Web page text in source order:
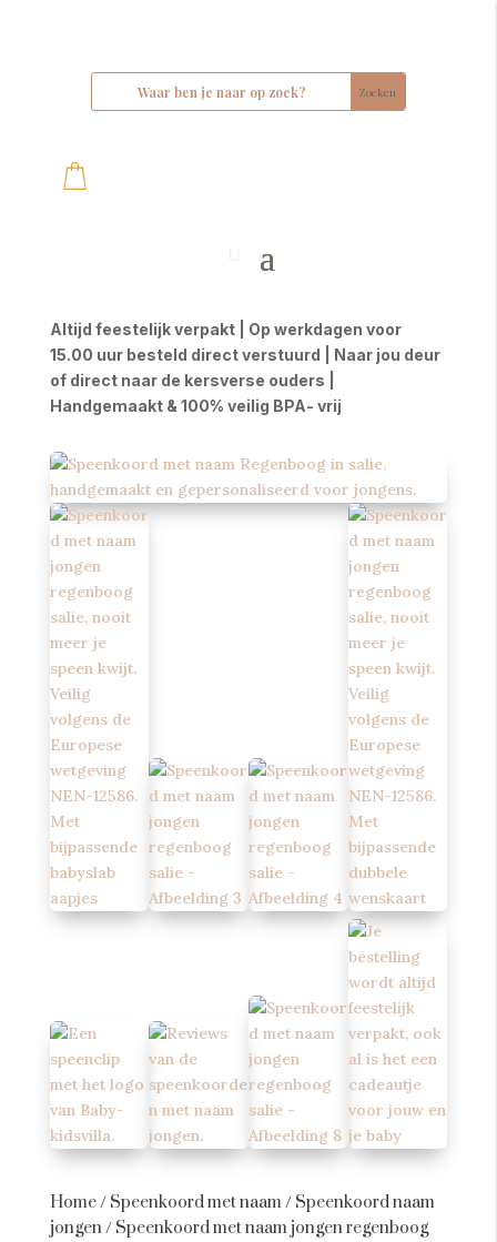
Altijd feestelijk verpakt | Op werkdagen voor
15.00 uur besteld direct verstuurd | Naar jou deur
of direct naar de kersverse ouders |
Handgemaakt & 100% veilig BPA- vrij
Home/ Speenkoord met naam/ Speenkoord naam
jongen/ Speenkoord met naam jongen regenboog